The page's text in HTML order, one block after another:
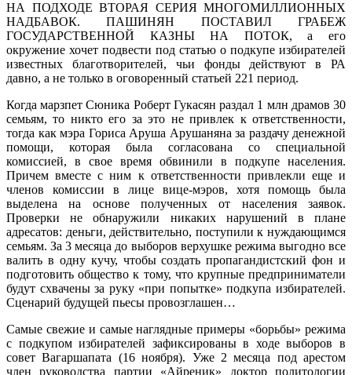
НА ПОДХОДЕ ВТОРАЯ СЕРИЯ МНОГОМИЛЛИОННЫХ
НАДБАВОК. ПАШИНЯН ПОСТАВИЛ ГРАБЕЖ
ГОСУДАРСТВЕННОЙ КАЗНЫ НА ПОТОК, а его
окружение хочет подвести под статью о подкупе избирателей
известных благотворителей, чьи фонды действуют в РА
давно, а не только в оговоренный статьей 221 период.
Когда марзпет Сюника Роберт Гукасян раздал 1 млн драмов 30
семьям, то никто его за это не привлек к ответственности,
тогда как мэра Гориса Аруша Арушаняна за раздачу денежной
помощи, которая была согласована со специальной
комиссией, в свое время обвинили в подкупе населения.
Причем вместе с ним к ответственности привлекли еще и
членов комиссии в лице вице-мэров, хотя помощь была
выделена на основе полученных от населения заявок.
Проверки не обнаружили никаких нарушений в плане
адресатов: деньги, действительно, поступили к нуждающимся
семьям. За 3 месяца до выборов верхушке режима выгодно все
валить в одну кучу, чтобы создать пропагандистский фон и
подготовить общество к тому, что крупные предприниматели
будут схвачены за руку «при попытке» подкупа избирателей.
Сценарий будущей пьесы провозглашен…
Самые свежие и самые наглядные примеры «борьбы» режима
с подкупом избирателей зафиксированы в ходе выборов в
совет Вагаршапата (16 ноября). Уже 2 месяца под арестом
член руководства партии «Айреник» доктор политологии